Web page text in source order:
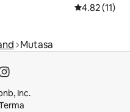
Penarafan
4.82 (11)
Mutasa
Inc.